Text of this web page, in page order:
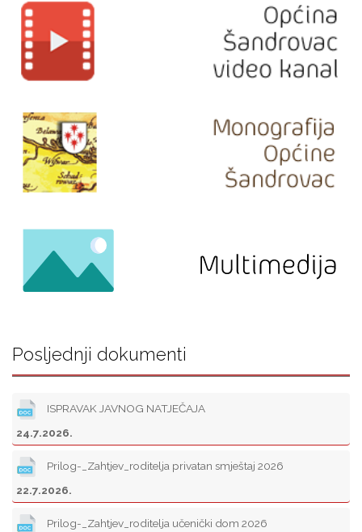
Posljednji dokumenti
ISPRAVAK JAVNOG NATJEČAJA
24.7.2026.
Prilog-_Zahtjev_roditelja privatan smještaj 2026
22.7.2026.
Prilog-_Zahtjev_roditelja učenički dom 2026